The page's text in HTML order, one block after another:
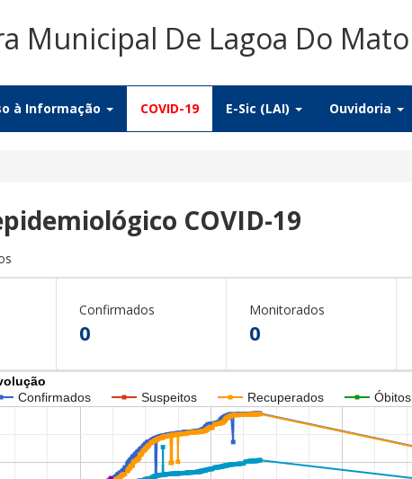
Municipal De Lagoa Do Mato
à Informação COVID-19 E-Sic (LAI) Ouvidoria
COVID-19
Confirmados
0
Monitorados
0
Confirmados
Suspeitos Recuperados Óbitos